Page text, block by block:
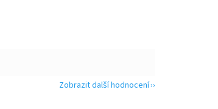
Zobrazit další hodnocení